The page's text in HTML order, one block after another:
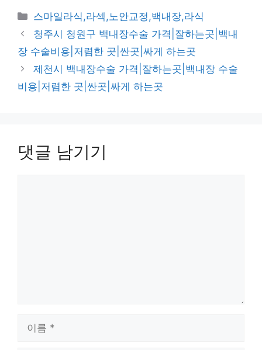
카
테
리
스마일라식,라섹,노안교정,백내장,라식
청주시 청원구 백내장수술 가격|잘하는곳|백내
장 수술비용|저렴한 곳|싼곳|싸게 하는곳
제천시 백내장수술 가격|잘하는곳|백내장 수술
비용|저렴한 곳|싼곳|싸게 하는곳
댓글 남기기